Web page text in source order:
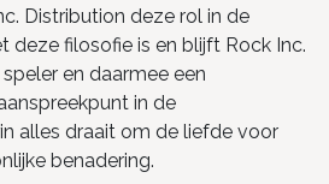
Distribution deze rol in de
deze filosofie is en blijft Rock Inc.
en daarmee een
in de
alles draait om de liefde voor
benadering.